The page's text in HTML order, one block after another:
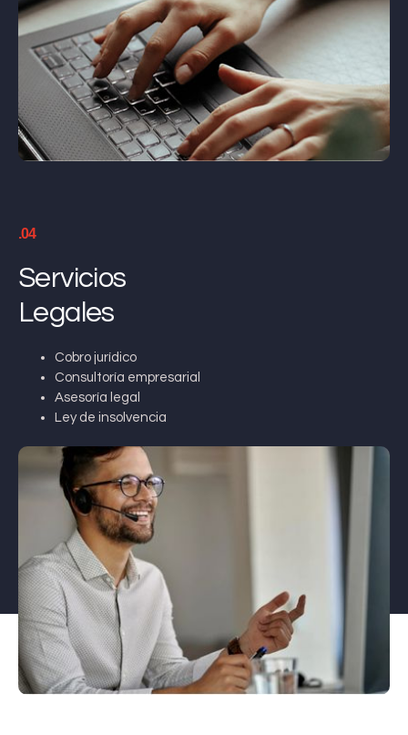
.04
Servicios
Legales
Cobro jurídico
Consultoría empresarial
Asesoría legal
Ley de insolvencia